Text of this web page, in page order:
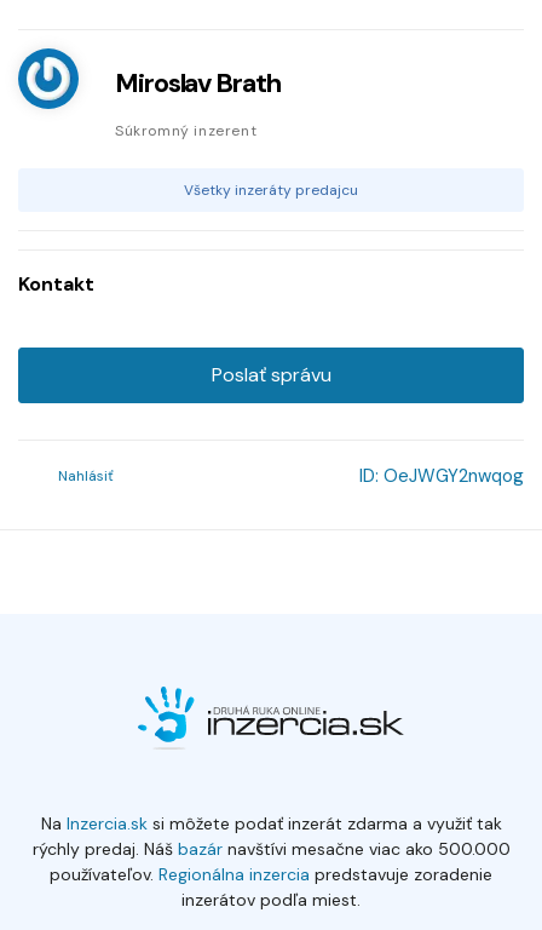
Miroslav Brath
Súkromný inzerent
Všetky inzeráty predajcu
Kontakt
Poslať správu
Nahlásiť ID: OeJWGY2nwqog
Na Inzercia.sksi môžete podať inzerát zdarma a využiť tak
rýchly predaj. Náš bazárnavštívi mesačne viac ako 500.000
používateľov. Regionálna inzercia predstavuje zoradenie
inzerátov podľa miest.